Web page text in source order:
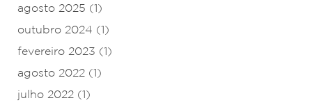
agosto 2025 (1)
outubro 2024 (1)
fevereiro 2023 (1)
agosto 2022 (1)
julho 2022 (1)